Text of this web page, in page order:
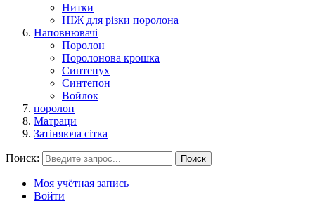
Нитки
НІЖ для різки поролона
Наповнювачі
Поролон
Поролонова крошка
Синтепух
Синтепон
Войлок
поролон
Матраци
Затіняюча сітка
Поиск: Поиск
Моя учётная запись
Войти